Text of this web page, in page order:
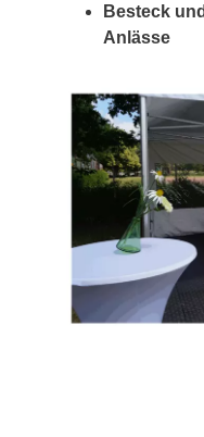
Besteck
Anlässe